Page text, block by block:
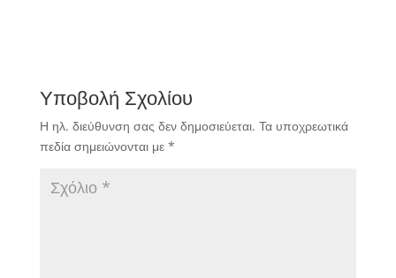
Υποβολή Σχολίου
Η ηλ. διεύθυνση σας δεν δημοσιεύεται. Τα υποχρεωτικά
πεδία σημειώνονται με *